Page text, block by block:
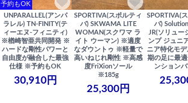
予約もOK
UNPARALLEL(アンパ
ラレル) TN-FINITY(テ
ィーエヌ-フィニティ)
※楢崎智亜共同開発 ※
ハードな剛性パワーと
自由度が融合した最強
仕様 ※予約もOK
30,910円
SPORTIVA(スポルティ
バ) SKWAMA LITE
WOMAN(スクワマ ラ
イト ウーマン) ※適度
なダウントゥ ※軽量で
高いねじれ剛性 ※高感
度FriXionソール
※185g
25,300円
SPORTIVA(
バ)
JR(ソリュー
ンプ ジュニ
ニア特化モ
期の足に最
ンション